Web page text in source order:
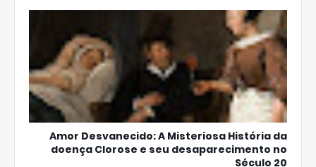
Amor Desvanecido: A Misteriosa História da
doença Clorose e seu desaparecimento no
Século 20